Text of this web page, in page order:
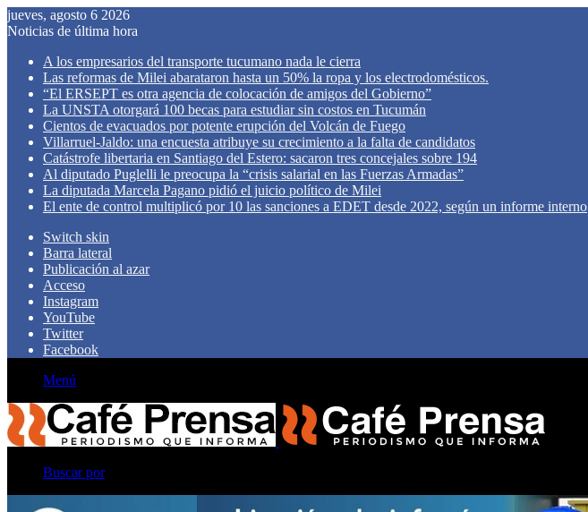
jueves, agosto 6 2026
Noticias de última hora
A los empresarios del transporte tucumano nada le cierra
Las reformas de Milei abarataron hasta un 50% la ropa y los electrodomésticos.
“El ERSEPT es otra agencia de colocación de amigos del Gobierno”
La UNSTA otorgará 100 becas para estudiar sin costos en Tucumán
Cientos de evacuados por potente erupción del Volcán de Fuego
Villarruel-Jaldo: una encuesta atribuye su crecimiento a la falta de candidatos
Catástrofe libertaria en Santiago del Estero: sacaron tres concejales sobre 194
Al diputado Puglelli le preocupa la “crisis salarial en las Fuerzas Armadas”
La diputada Marcela Pagano pidió el juicio político de Milei
El ente de control multiplicó por 10 las sanciones a EDET desde 2022, según un informe interno
Switch skin
Barra lateral
Publicación al azar
Acceso
Instagram
YouTube
Twitter
Facebook
Menú
Buscar por